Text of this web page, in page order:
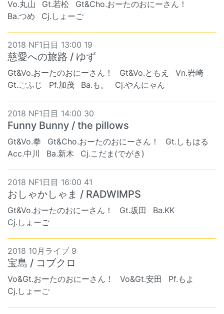
Vo.丸山 Gt.若松
Gt&Cho.おーたのおにーさん！
Ba.つめ
Cj.しょーご
2018 NF1日目 13:00 19
慈愛への旅路 / ゆず
Gt&Vo.おーたのおにーさん！ Gt&Vo.ともえ
Vn.岩崎
Gt.ごふじ
Pf.加茂 Ba.も。 Cj.やんにゃん
2018 NF1日目 14:00 30
Funny Bunny / the pillows
Gt&Vo.拳 Gt&Cho.おーたのおにーさん！
Gt.しもはる
Acc.中川
Ba.新木 Cj.こだま(でがき)
2018 NF1日目 16:00 41
おしゃかしゃま / RADWIMPS
Gt&Vo.おーたのおにーさん！ Gt.坂田
Ba.KK
Cj.しょーご
2018 10月ライブ 9
宝島 / コブクロ
Vo&Gt.おーたのおにーさん！ Vo&Gt.安田
Pf.もよ
Cj.しょーご